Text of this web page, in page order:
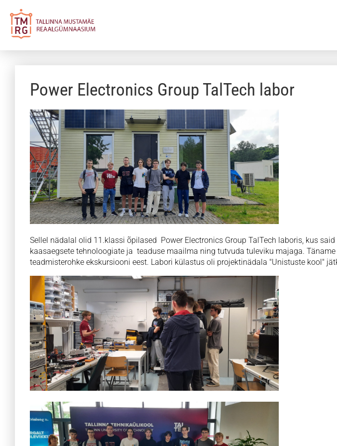
Power Electronics Group TalTech labor
Sellel nädalal olid 11.klassi õpilased Power Electronics Group TalTech laboris, kus
kaasaegsete tehnoloogiate ja teaduse maailma ning tutvuda tuleviku majaga.
teadmisterohke ekskursiooni eest. Labori külastus oli projektinädala "Unistuste kool"